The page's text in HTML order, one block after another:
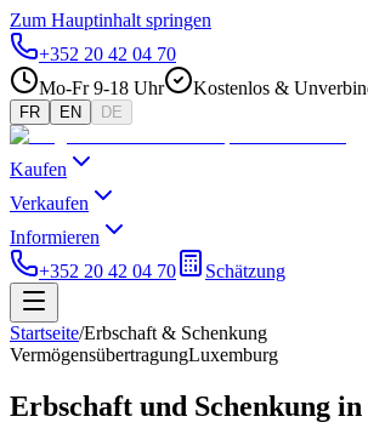
Zum Hauptinhalt springen
+352 20 42 04 70
Mo-Fr 9-18 Uhr
Kostenlos &
FR EN DE
Kaufen
Verkaufen
Informieren
+352 20 42 04 70
Schätzung
Startseite/Erbschaft & Schenkung
VermögensübertragungLuxemburg
Erbschaft und Schenkung